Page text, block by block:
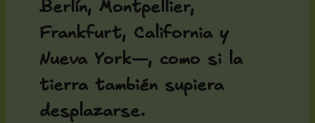
Berlín, Montpellier,
Frankfurt, California y
Nueva York—, como si la
tierra también supiera
desplazarse.